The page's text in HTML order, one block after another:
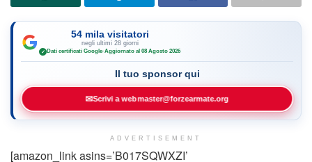
54 mila visitatori
negli ultimi 28 giorni
✓ Dati certificati Google·Aggiornato al 08 Agosto 2026
Il tuo sponsor qui
✉Scrivi a webmaster@forzearmate.org
ADVERTISEMENT
[amazon_link asins=’B017SQWXZI’